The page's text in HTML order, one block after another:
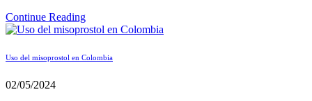
Continue Reading
Uso del misoprostol en Colombia
02/05/2024